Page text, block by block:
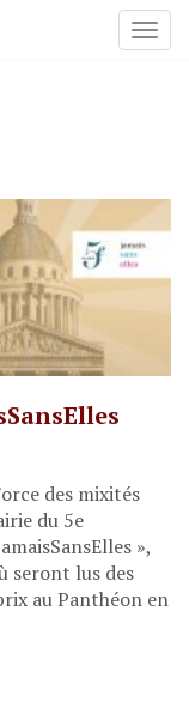
des mixités
du 5e
»,
seront lus des
au Panthéon en